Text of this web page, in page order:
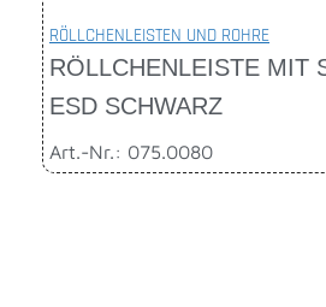
RÖLLCHENLEISTEN UND ROHRE
RÖLLCHENLEISTE MIT
ESD SCHWARZ
Art.-Nr.: 075.0080